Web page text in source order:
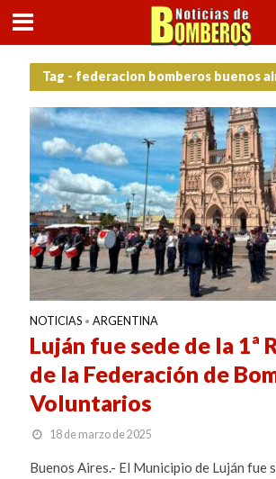
Tag - federacion bomberos buenos
NOTICIAS • ARGENTINA
Luján fue sede de la 1ª
de la Federación de
Voluntarios
18 de marzo de 2025
Buenos Aires.- El Municipio de Luján fue